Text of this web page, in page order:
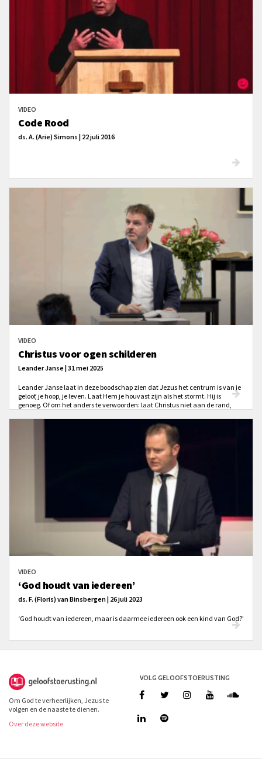
VIDEO
Code Rood
ds. A. (Arie) Simons | 22 juli 2016
VIDEO
Christus voor ogen schilderen
Leander Janse | 31 mei 2025
Leander Janse laat in deze boodschap zien dat Jezus het centrum is van je
geloof, je hoop, je leven. Laat Hem je houvast zijn als het stormt. Hij is
genoeg. Of om het anders te verwoorden: laat Christus niet aan de rand,
VIDEO
‘God houdt van iedereen’
ds. F. (Floris) van Binsbergen | 26 juli 2023
‘God houdt van iedereen, maar is daarmee iedereen ook een kind van God?’
Om God te verheerlijken, Jezus te
volgen en de naaste te dienen.
Over deze website
VOLG GELOOFSTOERUSTING